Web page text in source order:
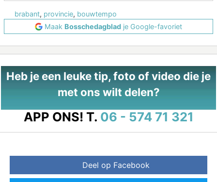
brabant, provincie, bouwtempo
Maak Bosschedagblad je Google-favoriet
Heb je een leuke tip, foto of video die je
met ons wilt delen?
APP ONS! T. 06 - 574 71 321
Deel op Facebook